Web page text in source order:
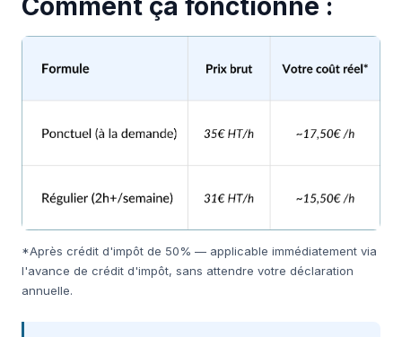
Comment ça fonctionne :
*Après crédit d'impôt de 50% — applicable immédiatement via
l'avance de crédit d'impôt, sans attendre votre déclaration
annuelle.